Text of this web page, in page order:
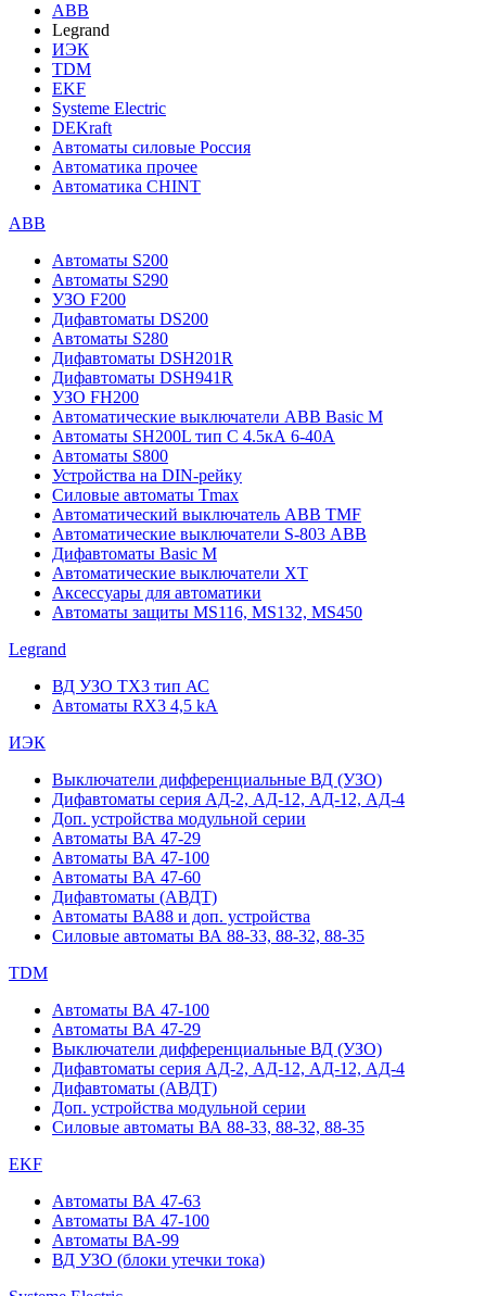
ABB
Legrand
ИЭК
TDM
EKF
Systeme Electric
DEKraft
Автоматы силовые Россия
Автоматика прочее
Автоматика CHINT
ABB
Автоматы S200
Автоматы S290
УЗО F200
Дифавтоматы DS200
Автоматы S280
Дифавтоматы DSH201R
Дифавтоматы DSH941R
УЗО FH200
Автоматические выключатели ABB Basic M
Автоматы SH200L тип С 4.5кА 6-40А
Автоматы S800
Устройства на DIN-рейку
Силовые автоматы Tmax
Автоматический выключатель ABB TMF
Автоматические выключатели S-803 АВВ
Дифавтоматы Basic M
Автоматические выключатели XT
Аксессуары для автоматики
Автоматы защиты MS116, MS132, MS450
Legrand
ВД УЗО TX3 тип АС
Автоматы RX3 4,5 kA
ИЭК
Выключатели дифференциальные ВД (УЗО)
Дифавтоматы серия АД-2, АД-12, АД-12, АД-4
Доп. устройства модульной серии
Автоматы ВА 47-29
Автоматы ВА 47-100
Автоматы ВА 47-60
Дифавтоматы (АВДТ)
Автоматы ВА88 и доп. устройства
Силовые автоматы ВА 88-33, 88-32, 88-35
TDM
Автоматы ВА 47-100
Автоматы ВА 47-29
Выключатели дифференциальные ВД (УЗО)
Дифавтоматы серия АД-2, АД-12, АД-12, АД-4
Дифавтоматы (АВДТ)
Доп. устройства модульной серии
Силовые автоматы ВА 88-33, 88-32, 88-35
EKF
Автоматы ВА 47-63
Автоматы ВА 47-100
Автоматы ВА-99
ВД УЗО (блоки утечки тока)